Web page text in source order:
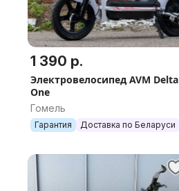
1 390 р.
Электровелосипед AVM Delta
One
Гомель
Гарантия Доставка по Беларуси